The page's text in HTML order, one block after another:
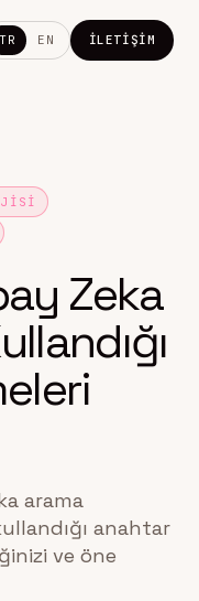
TR EN İLETIŞIM
Zeka
arama
anahtar
ve öne